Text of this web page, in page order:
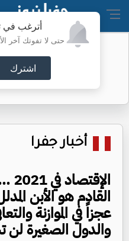
أترغب في
حتى لا تفوتك آخر
اشترك
واردات
تهبط إلى
أخبار جفرا
القادم هو الأبن
عجزاً في الموازنة
والدول الصغيرة لن